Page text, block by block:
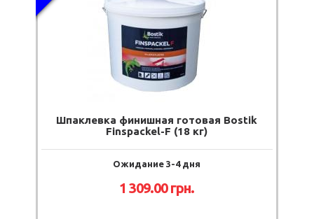
Шпаклевка финишная готовая Bostik
Finspackel-F (18 кг)
Ожидание 3-4 дня
1 309.00 грн.